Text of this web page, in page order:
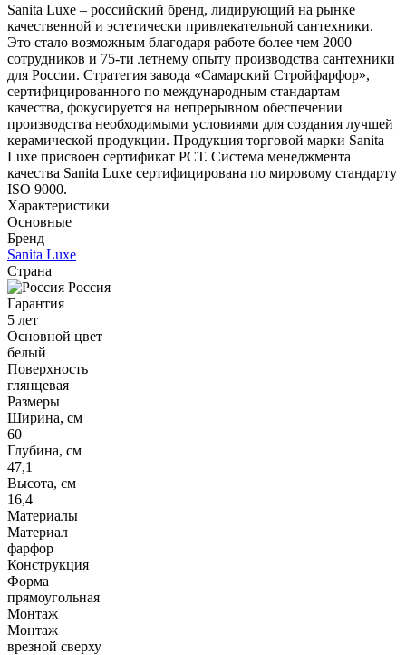
Sanita Luxe – российский бренд, лидирующий на рынке
качественной и эстетически привлекательной сантехники.
Это стало возможным благодаря работе более чем 2000
сотрудников и 75-ти летнему опыту производства сантехники
для России. Стратегия завода «Самарский Стройфарфор»,
сертифицированного по международным стандартам
качества, фокусируется на непрерывном обеспечении
производства необходимыми условиями для создания лучшей
керамической продукции. Продукция торговой марки Sanita
Luxe присвоен сертификат РСТ. Система менеджмента
качества Sanita Luxe сертифицирована по мировому стандарту
ISO 9000.
Характеристики
Основные
Бренд
Sanita Luxe
Страна
Россия
Гарантия
5 лет
Основной цвет
белый
Поверхность
глянцевая
Размеры
Ширина, см
60
Глубина, см
47,1
Высота, см
16,4
Материалы
Материал
фарфор
Конструкция
Форма
прямоугольная
Монтаж
Монтаж
врезной сверху